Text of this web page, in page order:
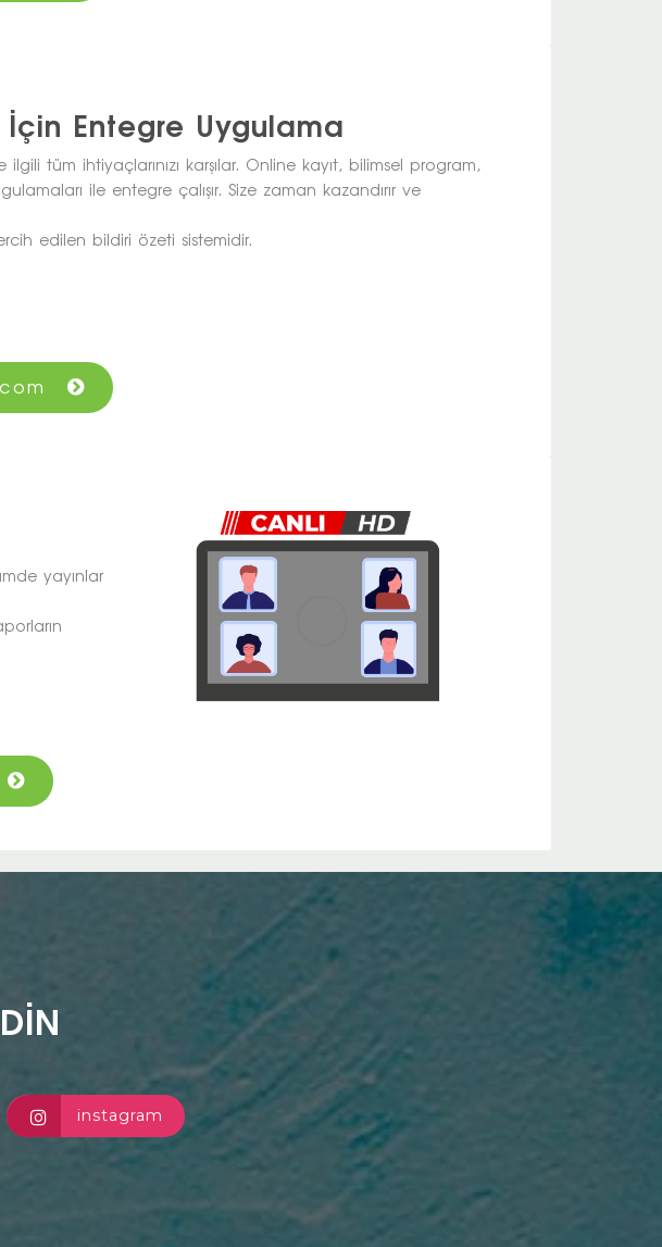
Entegre Uygulama
ilgili tüm ihtiyaçlarınızı karşılar. Online kayıt, bilimsel program,
ile entegre çalışır. Size zaman kazandırır ve
edilen bildiri özeti sistemidir.
yayınlar
instagram